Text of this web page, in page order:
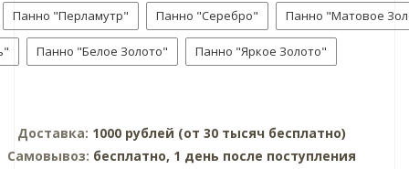
Панно "Перламутр" Панно "Серебро" Панно "Матовое
Панно "Белое Золото" Панно "Яркое Золото"
Доставка: 1000 рублей (от 30 тысяч бесплатно)
Самовывоз: бесплатно, 1 день после поступления